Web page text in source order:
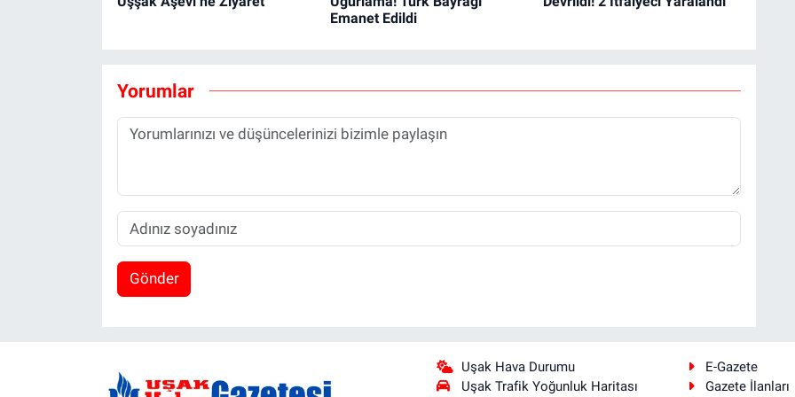
Emanet Edildi
Yorumlar
Gönder
Uşak Hava Durumu
Uşak Trafik Yoğunluk Haritası
E-Gazete
Gazete İlanları